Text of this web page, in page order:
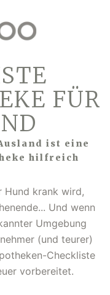
FÜR
ist eine
hilfreich
Hund krank wird,
Und wenn
Umgebung
(und teurer)
Checkliste
vorbereitet.